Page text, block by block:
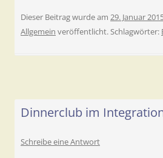
Dieser Beitrag wurde am 29. Januar
Allgemein veröffentlicht. Schlagwörter:
Dinnerclub im
Schreibe eine Antwort